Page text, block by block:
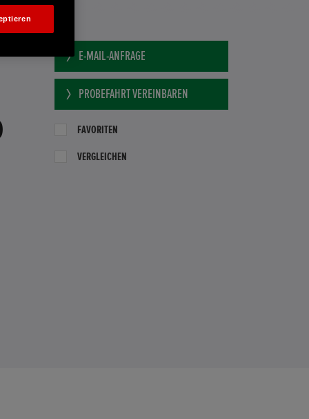
E-MAIL-ANFRAGE
PROBEFAHRT VEREINBAREN
FAVORITEN
VERGLEICHEN